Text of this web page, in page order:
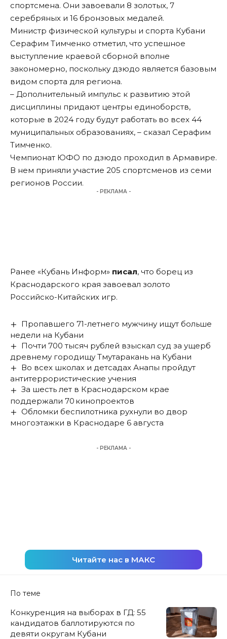
спортсмена. Они завоевали 8 золотых, 7
серебряных и 16 бронзовых медалей.
Министр физической культуры и спорта Кубани
Серафим Тимченко отметил, что успешное
выступление краевой сборной вполне
закономерно, поскольку дзюдо является базовым
видом спорта для региона.
– Дополнительный импульс к развитию этой
дисциплины придают центры единоборств,
которые в 2024 году будут работать во всех 44
муниципальных образованиях, – сказал Серафим
Тимченко.
Чемпионат ЮФО по дзюдо проходил в Армавире.
В нем приняли участие 205 спортсменов из семи
регионов России.
- РЕКЛАМА -
Ранее «Кубань Информ» писал, что борец из
Краснодарского края завоевал золото
Российско-Китайских игр.
Пропавшего 71-летнего мужчину ищут больше
недели на Кубани
Почти 700 тысяч рублей взыскал суд за ущерб
древнему городищу Тмутаракань на Кубани
Во всех школах и детсадах Анапы пройдут
антитеррористические учения
За шесть лет в Краснодарском крае
поддержали 70 кинопроектов
Обломки беспилотника рухнули во двор
многоэтажки в Краснодаре 6 августа
- РЕКЛАМА -
Читайте нас в МАКС
По теме
Конкуренция на выборах в ГД: 55
кандидатов баллотируются по
девяти округам Кубани